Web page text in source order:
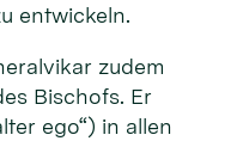
entwickeln.
zudem
Bischofs. Er
ego“) in allen